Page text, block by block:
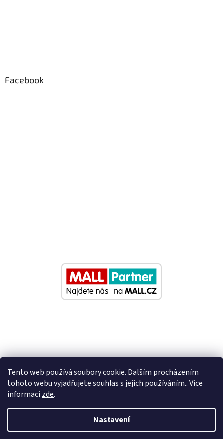
Tento web používá soubory cookie. Dalším procházením
tohoto webu vyjadřujete souhlas s jejich používáním.. Více
informacízde.
Nastavení
Facebook
Nastavil tým EshopyUmíme.cz